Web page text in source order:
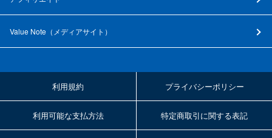
Value Note（ メディアサイト ）
利用規約 プライバシーポリシー
利用可能な支払方法 特定商取引に関する表記